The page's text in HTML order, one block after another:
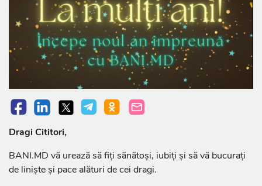
Dragi Cititori,
BANI.MD vă urează să fiţi sănătoşi, iubiţi şi să vă bucuraţi
de linişte şi pace alături de cei dragi.